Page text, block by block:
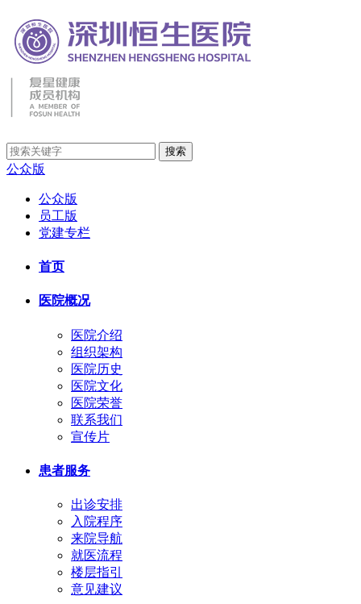
公众版
公众版
员工版
党建专栏
首页
医院概况
医院介绍
组织架构
医院历史
医院文化
医院荣誉
联系我们
宣传片
患者服务
出诊安排
入院程序
来院导航
就医流程
楼层指引
意见建议